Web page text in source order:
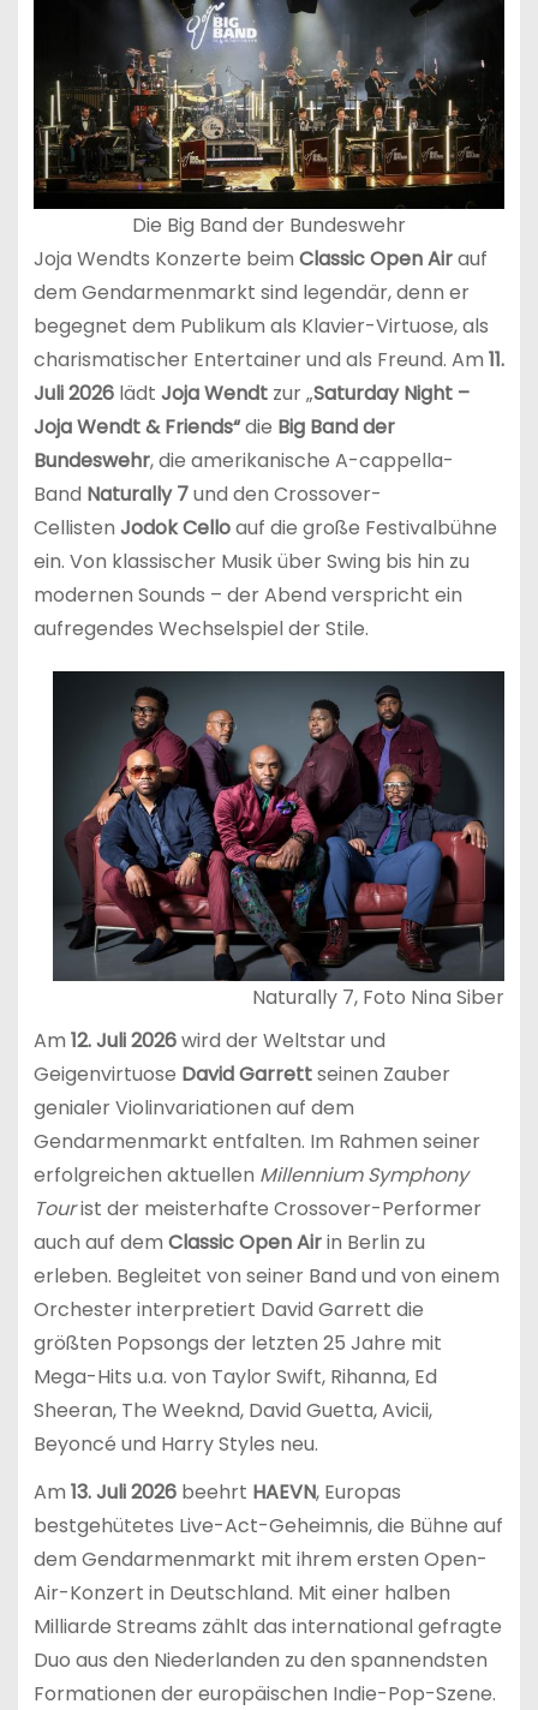
Die Big Band der Bundeswehr
Joja Wendts Konzerte beim Classic Open Airauf
dem Gendarmenmarkt sind legendär, denn er
begegnet dem Publikum als Klavier-Virtuose, als
charismatischer Entertainer und als Freund. Am 11.
Juli 2026 lädt Joja Wendt zur „Saturday Night –
Joja Wendt & Friends“die Big Band der
Bundeswehr, die amerikanische A-cappella-
Band Naturally 7und den Crossover-
Cellisten Jodok Celloauf die große Festivalbühne
ein. Von klassischer Musik über Swing bis hin zu
modernen Sounds – der Abend verspricht ein
aufregendes Wechselspiel der Stile.
Naturally 7, Foto Nina Siber
Am 12. Juli 2026wird der Weltstar und
Geigenvirtuose David Garrettseinen Zauber
genialer Violinvariationen auf dem
Gendarmenmarkt entfalten. Im Rahmen seiner
erfolgreichen aktuellen Millennium Symphony
Tourist der meisterhafte Crossover-Performer
auch auf dem Classic Open Airin Berlin zu
erleben. Begleitet von seiner Band und von einem
Orchester interpretiert David Garrett die
größten Popsongs der letzten 25 Jahre mit
Mega-Hits u.a. von Taylor Swift, Rihanna, Ed
Sheeran, The Weeknd, David Guetta, Avicii,
Beyoncé und Harry Styles neu.
Am 13. Juli 2026beehrt HAEVN, Europas
bestgehütetes Live-Act-Geheimnis, die Bühne auf
dem Gendarmenmarkt mit ihrem ersten Open-
Air-Konzert in Deutschland. Mit einer halben
Milliarde Streams zählt das international gefragte
Duo aus den Niederlanden zu den spannendsten
Formationen der europäischen Indie-Pop-Szene.